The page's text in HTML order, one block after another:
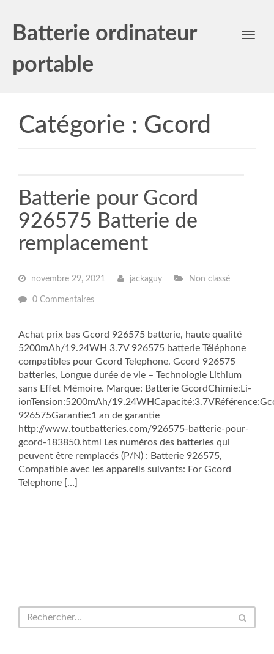
Batterie ordinateur
portable
Toggle
Catégorie : Gcord
Batterie pour Gcord
926575 Batterie de
remplacement
novembre 29, 2021 jackaguy Non classé
0 Commentaires
Achat prix bas Gcord 926575 batterie, haute qualité
5200mAh/19.24WH 3.7V 926575 batterie Téléphone
compatibles pour Gcord Telephone. Gcord 926575
batteries, Longue durée de vie – Technologie Lithium
sans Effet Mémoire. Marque: Batterie GcordChimie:Li-
ionTension:5200mAh/
926575Garantie:1 an de garantie
http://www.toutbatteries.com/926575-batterie-pour-
gcord-183850.html Les numéros des batteries qui
peuvent être remplacés (P/N) : Batterie 926575,
Compatible avec les appareils suivants: For Gcord
Telephone […]